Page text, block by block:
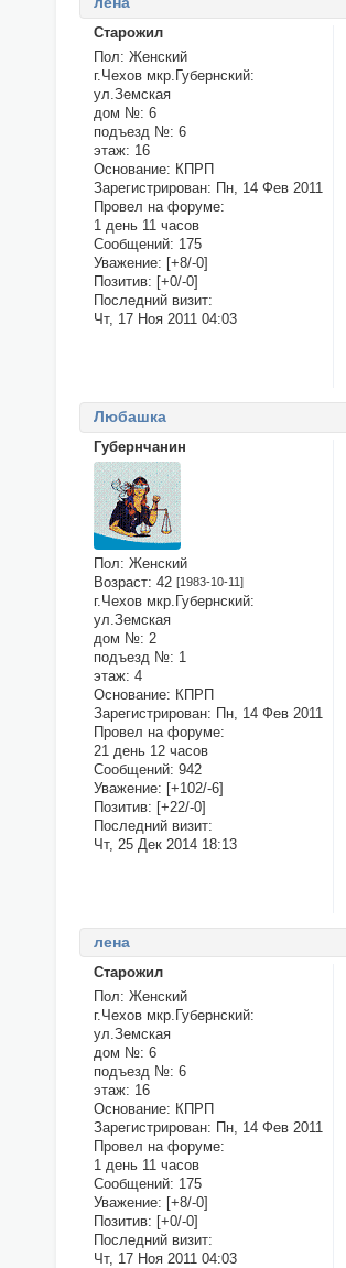
Старожил
Пол: Женский
г.Чехов мкр.Губернский:
ул.Земская
дом №: 6
подъезд №: 6
этаж: 16
Основание: КПРП
Зарегистрирован: Пн, 14 Фев 2011
Провел на форуме:
1 день 11 часов
Сообщений: 175
Уважение: [+8/-0]
Позитив: [+0/-0]
Последний визит:
Чт, 17 Ноя 2011 04:03
Любашка
Губернчанин
Пол: Женский
Возраст: 42 [1983-10-11]
г.Чехов мкр.Губернский:
ул.Земская
дом №: 2
подъезд №: 1
этаж: 4
Основание: КПРП
Зарегистрирован: Пн, 14 Фев 2011
Провел на форуме:
21 день 12 часов
Сообщений: 942
Уважение: [+102/-6]
Позитив: [+22/-0]
Последний визит:
Чт, 25 Дек 2014 18:13
ленa
Старожил
Пол: Женский
г.Чехов мкр.Губернский:
ул.Земская
дом №: 6
подъезд №: 6
этаж: 16
Основание: КПРП
Зарегистрирован: Пн, 14 Фев 2011
Провел на форуме:
1 день 11 часов
Сообщений: 175
Уважение: [+8/-0]
Позитив: [+0/-0]
Последний визит:
Чт, 17 Ноя 2011 04:03